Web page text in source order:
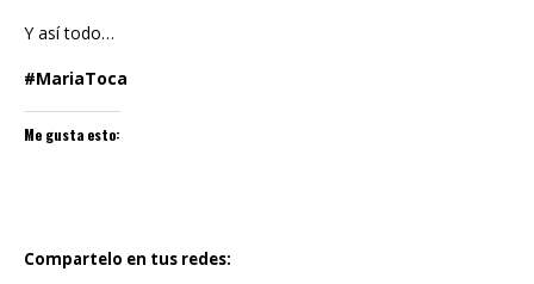
Y así todo…
#MariaToca
Me gusta esto:
Compartelo en tus redes: